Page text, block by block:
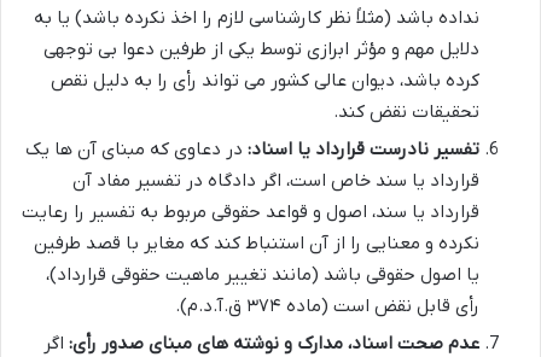
نداده باشد (مثلاً نظر کارشناسی لازم را اخذ نکرده باشد) یا به
دلایل مهم و مؤثر ابرازی توسط یکی از طرفین دعوا بی توجهی
کرده باشد، دیوان عالی کشور می تواند رأی را به دلیل نقص
تحقیقات نقض کند.
تفسیر نادرست قرارداد یا اسناد: در دعاوی که مبنای آن ها یک
قرارداد یا سند خاص است، اگر دادگاه در تفسیر مفاد آن
قرارداد یا سند، اصول و قواعد حقوقی مربوط به تفسیر را رعایت
نکرده و معنایی را از آن استنباط کند که مغایر با قصد طرفین
یا اصول حقوقی باشد (مانند تغییر ماهیت حقوقی قرارداد)،
رأی قابل نقض است (ماده ۳۷۴ ق.آ.د.م).
عدم صحت اسناد، مدارک و نوشته های مبنای صدور رأی: اگر